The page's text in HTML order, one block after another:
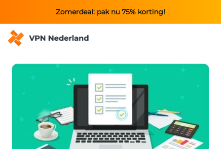
Zomerdeal: pak nu 75% korting!